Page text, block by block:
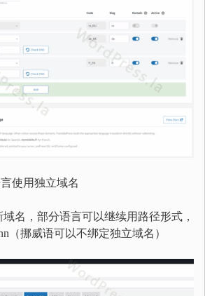
使用独立域名
名，部分语言可以继续用路径形式，
（挪威语可以不绑定独立域名）